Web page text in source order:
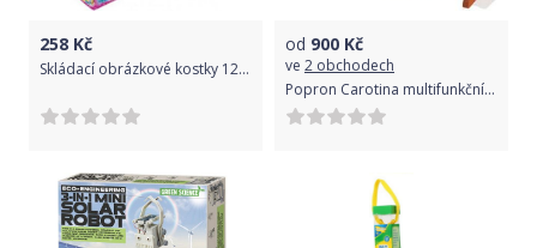
258 Kč
Skládací obrázkové kostky 12 ks pohádky růžové, Růžová
od 900 Kč
ve 2 obchodech
Popron Carotina multifunkční stolek